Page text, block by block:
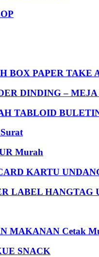
BOX PAPER TAKE
DINDING – MEJA
TABLOID
Murah
KARTU
LABEL HANGTAG
MAKANAN Cetak
SNACK